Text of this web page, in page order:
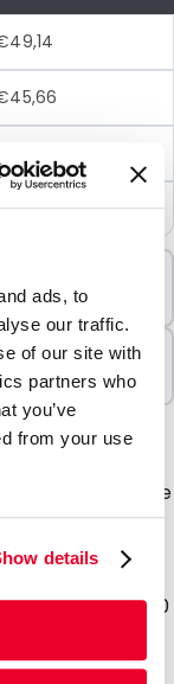
ads, to
our traffic.
of our site with
partners who
you’ve
from your use
details
aus sehr
Die
und 4
Inhalt
4 Swabs (800